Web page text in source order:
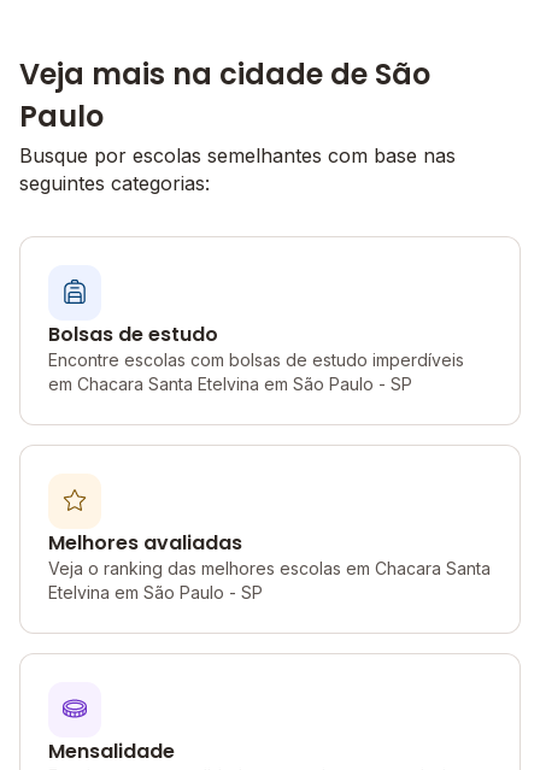
Veja mais na cidade de São
Paulo
Busque por escolas semelhantes com base nas
seguintes categorias:
Bolsas de estudo
Encontre escolas com bolsas de estudo imperdíveis
em Chacara Santa Etelvina em São Paulo - SP
Melhores avaliadas
Veja o ranking das melhores escolas em Chacara Santa
Etelvina em São Paulo - SP
Mensalidade